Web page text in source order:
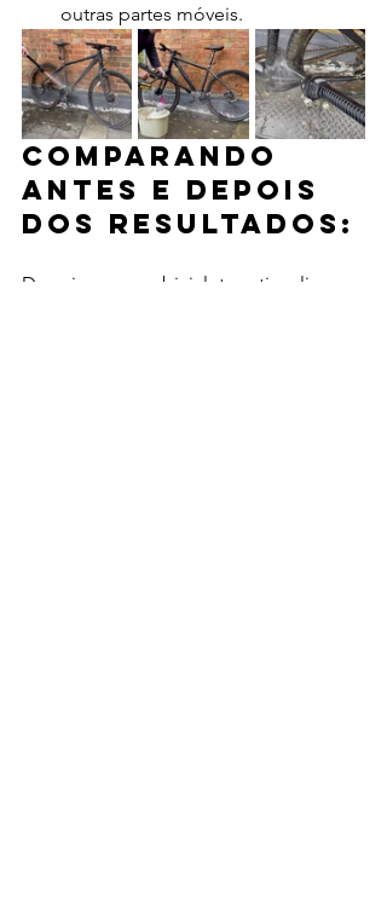
outras partes móveis.
Comparando
antes e depois
dos resultados:
Depois que sua bicicleta estiver limpa